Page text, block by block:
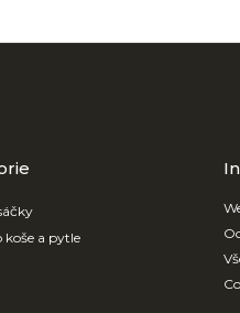
koše a pytle